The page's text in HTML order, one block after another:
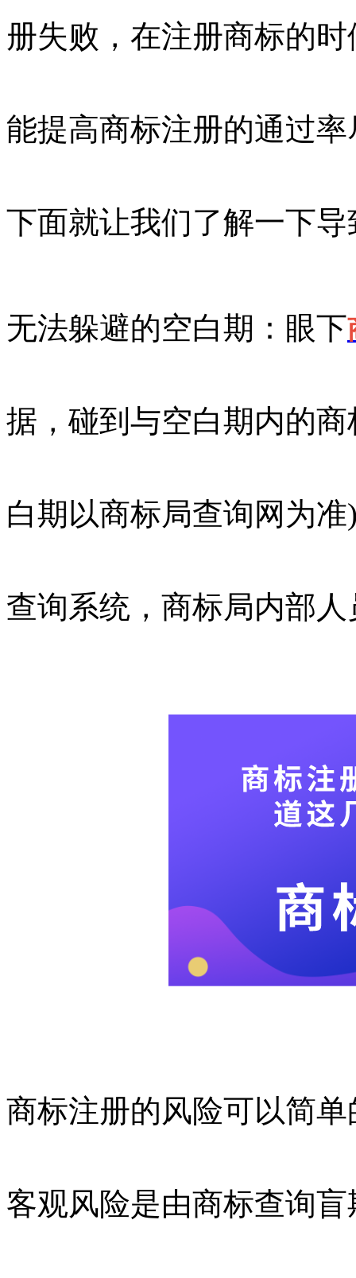
册失败，在注册商标的
能提高商标注册的通过
下面就让我们了解一下
无法躲避的空白期：眼下
据，碰到与空白期内的
白期以商标局查询网为
查询系统，商标局内部
商标注册的风险可以简
客观风险是由商标查询